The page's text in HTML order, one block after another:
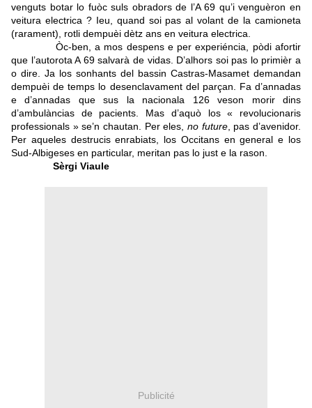
venguts botar lo fuòc suls obradors de l’A 69 qu’i venguèron en
veitura electrica ? Ieu, quand soi pas al volant de la camioneta
(rarament), rotli dempuèi dètz ans en veitura electrica.
Òc-ben, a mos despens e per experiéncia, pòdi afortir
que l’autorota A 69 salvarà de vidas. D’alhors soi pas lo primièr a
o dire. Ja los sonhants del bassin Castras-Masamet demandan
dempuèi de temps lo desenclavament del parçan. Fa d’annadas
e d’annadas que sus la nacionala 126 veson morir dins
d’ambulàncias de pacients. Mas d’aquò los « revolucionaris
professionals » se’n chautan. Per eles,no future, pas d’avenidor.
Per aqueles destrucis enrabiats, los Occitans en general e los
Sud-Albigeses en particular, meritan pas lo just e la rason.
Sèrgi Viaule
Publicité